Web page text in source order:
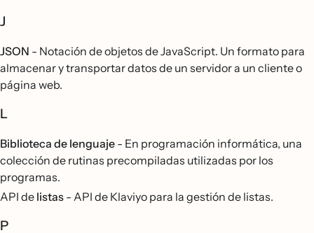
J
JSON - Notación de objetos de JavaScript. Un formato para
almacenar y transportar datos de un servidor a un cliente o
página web.
L
Biblioteca de lenguaje - En programación informática, una
colección de rutinas precompiladas utilizadas por los
programas.
API de listas - API de Klaviyo para la gestión de listas.
P